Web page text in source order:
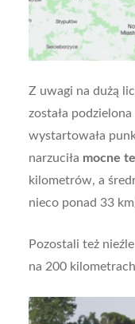
Z uwagi na dużą
została podzielona
wystartowała
narzuciła mocne
kilometrów, a
nieco ponad 33
Pozostali też
na 200